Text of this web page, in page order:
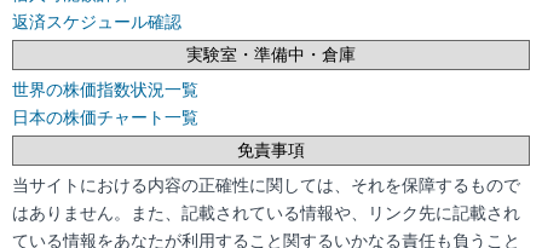
返済スケジュール確認
実験室・準備中・倉庫
世界の株価指数状況一覧
日本の株価チャート一覧
免責事項
当サイトにおける内容の正確性に関しては、それを保障するもので
はありません。また、記載されている情報や、リンク先に記載され
ている情報をあなたが利用すること関するいかなる責任も負うこと